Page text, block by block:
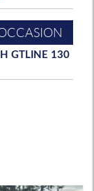
GTLINE 130